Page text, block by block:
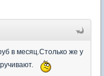
в месяц.Столько же у